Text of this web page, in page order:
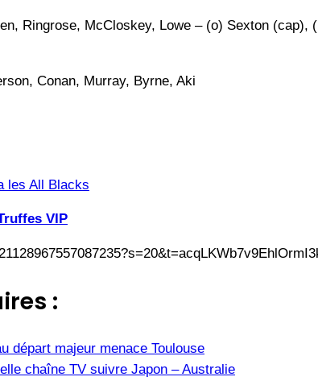
Ringrose, McCloskey, Lowe – (o) Sexton (cap),
Conan, Murray, Byrne, Aki
les All Blacks
VIP
:
départ majeur menace Toulouse
chaîne TV suivre Japon – Australie